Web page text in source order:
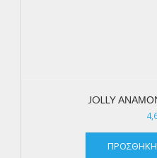
JOLLY
ΠΡΟΣΘΉΚΗ